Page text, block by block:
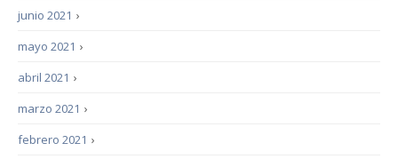
›
junio 2021
›
mayo 2021
›
abril 2021
›
marzo 2021
›
febrero 2021